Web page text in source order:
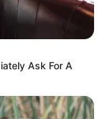
Ask For A